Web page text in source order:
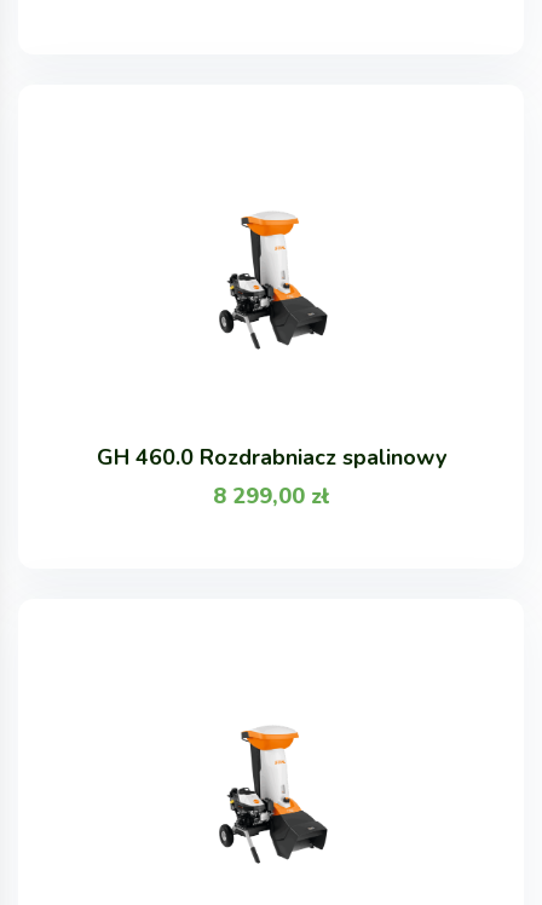
GH 460.0 Rozdrabniacz spalinowy
8 299,00 zł